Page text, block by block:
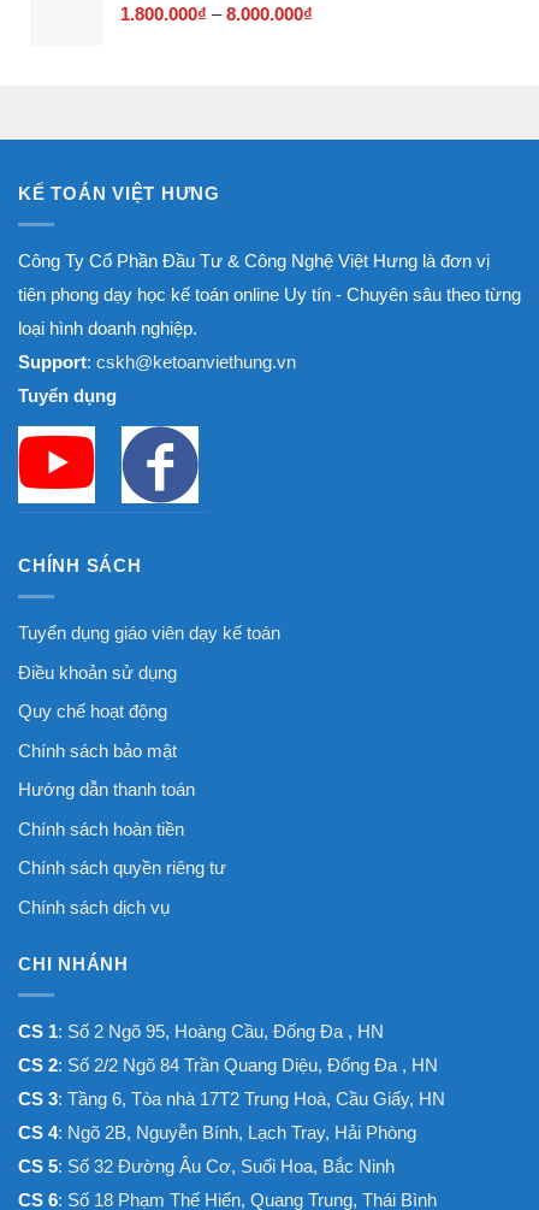
1.800.000₫ – 8.000.000₫
KẾ TOÁN VIỆT HƯNG
Công Ty Cổ Phần Đầu Tư & Công Nghệ Việt Hưng là đơn vị
tiên phong dạy học kế toán online Uy tín - Chuyên sâu theo từng
loại hình doanh nghiệp.
Support: cskh@ketoanviethung.vn
Tuyển dụng
CHÍNH SÁCH
Tuyển dụng giáo viên dạy kế toán
Điều khoản sử dụng
Quy chế hoạt động
Chính sách bảo mật
Hướng dẫn thanh toán
Chính sách hoàn tiền
Chính sách quyền riêng tư
Chính sách dịch vụ
CHI NHÁNH
CS 1: Số 2 Ngõ 95, Hoàng Cầu, Đống Đa , HN
CS 2: Số 2/2 Ngõ 84 Trần Quang Diệu, Đống Đa , HN
CS 3: Tầng 6, Tòa nhà 17T2 Trung Hoà, Cầu Giấy, HN
CS 4: Ngõ 2B, Nguyễn Bính, Lạch Tray, Hải Phòng
CS 5: Số 32 Đường Âu Cơ, Suối Hoa, Bắc Ninh
CS 6: Số 18 Phạm Thế Hiển, Quang Trung, Thái Bình